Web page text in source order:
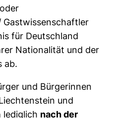
für Deutschland
Nationalität und der
ab.
und Bürgerinnen
und
lediglich nach der